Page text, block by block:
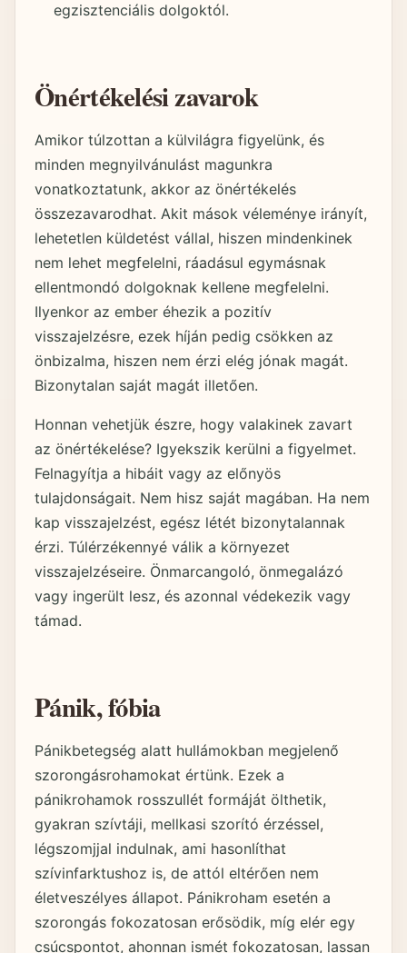
egzisztenciális dolgoktól.
Önértékelési zavarok
Amikor túlzottan a külvilágra figyelünk, és
minden megnyilvánulást magunkra
vonatkoztatunk, akkor az önértékelés
összezavarodhat. Akit mások véleménye irányít,
lehetetlen küldetést vállal, hiszen mindenkinek
nem lehet megfelelni, ráadásul egymásnak
ellentmondó dolgoknak kellene megfelelni.
Ilyenkor az ember éhezik a pozitív
visszajelzésre, ezek híján pedig csökken az
önbizalma, hiszen nem érzi elég jónak magát.
Bizonytalan saját magát illetően.
Honnan vehetjük észre, hogy valakinek zavart
az önértékelése? Igyekszik kerülni a figyelmet.
Felnagyítja a hibáit vagy az előnyös
tulajdonságait. Nem hisz saját magában. Ha nem
kap visszajelzést, egész létét bizonytalannak
érzi. Túlérzékennyé válik a környezet
visszajelzéseire. Önmarcangoló, önmegalázó
vagy ingerült lesz, és azonnal védekezik vagy
támad.
Pánik, fóbia
Pánikbetegség alatt hullámokban megjelenő
szorongásrohamokat értünk. Ezek a
pánikrohamok rosszullét formáját ölthetik,
gyakran szívtáji, mellkasi szorító érzéssel,
légszomjjal indulnak, ami hasonlíthat
szívinfarktushoz is, de attól eltérően nem
életveszélyes állapot. Pánikroham esetén a
szorongás fokozatosan erősödik, míg elér egy
csúcspontot, ahonnan ismét fokozatosan, lassan